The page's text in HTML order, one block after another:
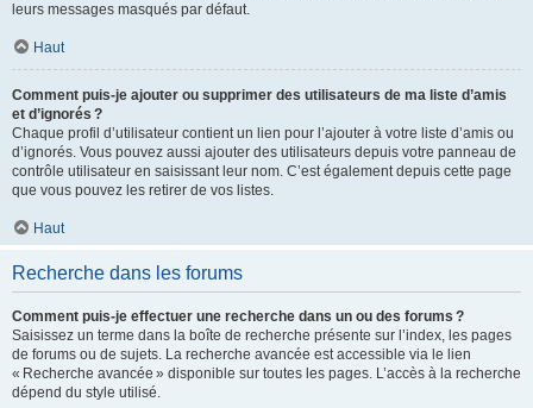
leurs messages masqués par défaut.
Haut
Comment puis-je ajouter ou supprimer des utilisateurs de ma liste d’amis
et d’ignorés ?
Chaque profil d’utilisateur contient un lien pour l’ajouter à votre liste d’amis ou
d’ignorés. Vous pouvez aussi ajouter des utilisateurs depuis votre panneau de
contrôle utilisateur en saisissant leur nom. C’est également depuis cette page
que vous pouvez les retirer de vos listes.
Haut
Recherche dans les forums
Comment puis-je effectuer une recherche dans un ou des forums ?
Saisissez un terme dans la boîte de recherche présente sur l’index, les pages
de forums ou de sujets. La recherche avancée est accessible via le lien
« Recherche avancée » disponible sur toutes les pages. L’accès à la recherche
dépend du style utilisé.